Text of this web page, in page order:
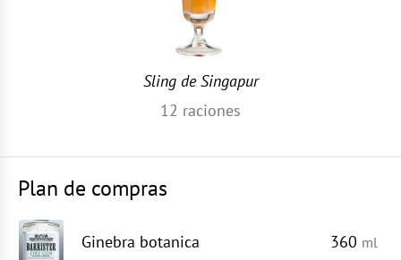
Sling de Singapur
12 raciones
Plan de compras
Ginebra botanica 360 ml